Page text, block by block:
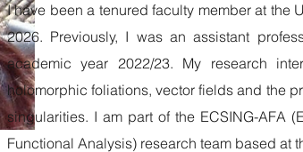
I have been a tenured faculty member at the
2026. Previously, I was an assistant
academic year 2022/23. My research
holomorphic foliations, vector fields and the
singularities. I am part of the ECSING-AFA
Functional Analysis) research team based at